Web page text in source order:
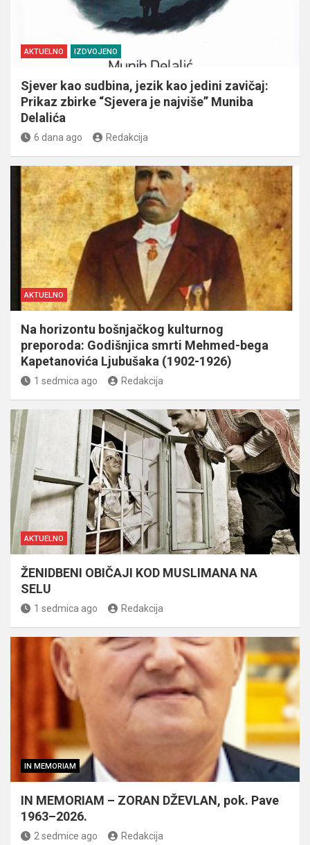
AKTUELNO IZDVOJENO
Sjever kao sudbina, jezik kao jedini zavičaj:
Prikaz zbirke “Sjevera je najviše” Muniba
Delalića
6 dana ago Redakcija
AKTUELNO
Na horizontu bošnjačkog kulturnog
preporoda: Godišnjica smrti Mehmed-bega
Kapetanovića Ljubušaka (1902-1926)
1 sedmica ago Redakcija
AKTUELNO
ŽENIDBENI OBIČAJI KOD MUSLIMANA NA
SELU
1 sedmica ago Redakcija
IN MEMORIAM
IN MEMORIAM – ZORAN DŽEVLAN, pok. Pave
1963–2026.
2 sedmice ago Redakcija